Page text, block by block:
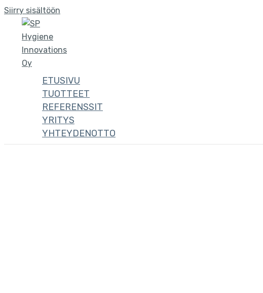
Siirry sisältöön
ETUSIVU
TUOTTEET
REFERENSSIT
YRITYS
YHTEYDENOTTO